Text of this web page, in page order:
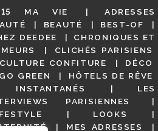
MA VIE
ADRESSES
BEAUTÉ
BEST-OF
DEEDEE
CHRONIQUES ET
CLICHÉS PARISIENS
CULTURE CONFITURE
DÉCO
GO GREEN
HÔTELS DE RÊVE
INSTANTANÉS
LES
PARISIENNES
LOOKS
MES ADRESSES